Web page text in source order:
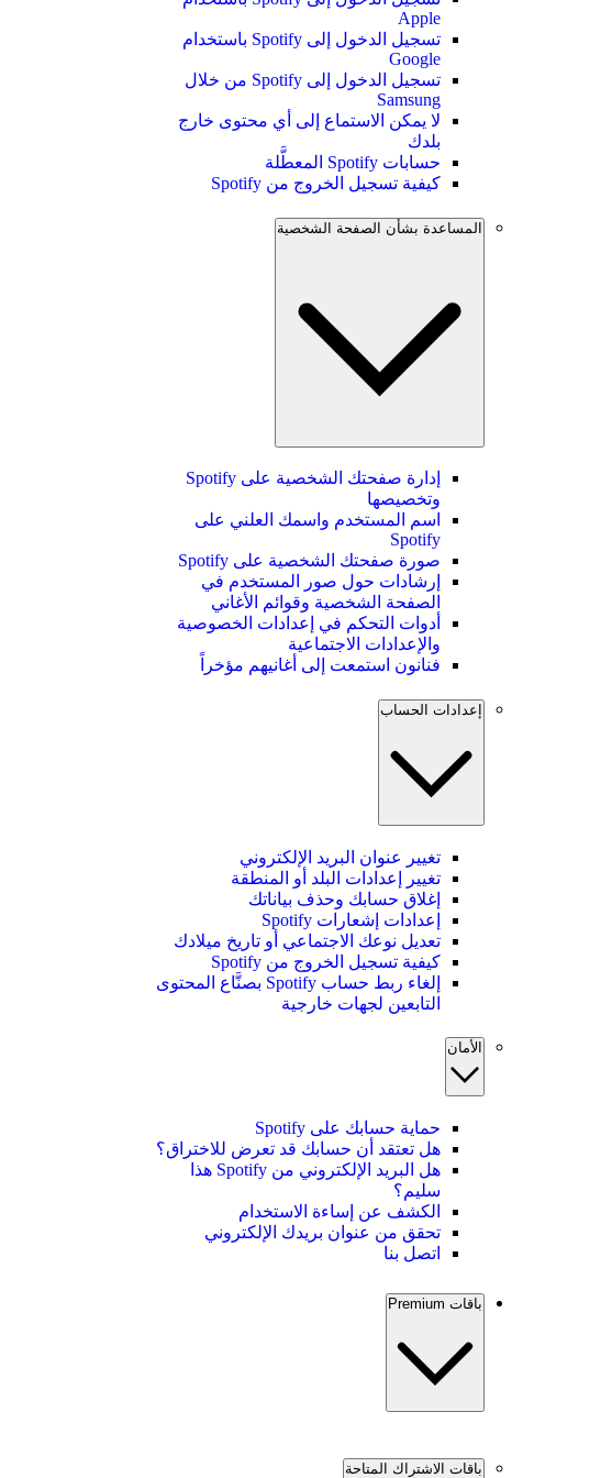
Apple
تسجيل الدخول إلى Spotify باستخدام
Google
تسجيل الدخول إلى Spotify من خلال
Samsung
لا يمكن الاستماع إلى أي محتوى خارج
بلدك
حسابات Spotify المعطَّلة
كيفية تسجيل الخروج من Spotify
المساعدة بشأن الصفحة الشخصية
إدارة صفحتك الشخصية على Spotify
وتخصيصها
اسم المستخدم واسمك العلني على
Spotify
صورة صفحتك الشخصية على Spotify
إرشادات حول صور المستخدم في
الصفحة الشخصية وقوائم الأغاني
أدوات التحكم في إعدادات الخصوصية
والإعدادات الاجتماعية
فنانون استمعت إلى أغانيهم مؤخراً
إعدادات الحساب
تغيير عنوان البريد الإلكتروني
تغيير إعدادات البلد أو المنطقة
إغلاق حسابك وحذف بياناتك
إعدادات إشعارات Spotify
تعديل نوعك الاجتماعي أو تاريخ ميلادك
كيفية تسجيل الخروج من Spotify
إلغاء ربط حساب Spotify بصنَّاع المحتوى
التابعين لجهات خارجية
الأمان
حماية حسابك على Spotify
هل تعتقد أن حسابك قد تعرض للاختراق؟
هل البريد الإلكتروني من Spotify هذا
سليم؟
الكشف عن إساءة الاستخدام
تحقق من عنوان بريدك الإلكتروني
اتصل بنا
باقات Premium
باقات الاشتراك المتاحة